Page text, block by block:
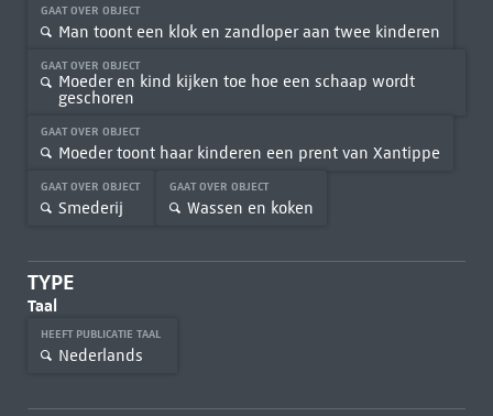
GAAT OVER OBJECT
Man toont een klok en zandloper aan twee kinderen
GAAT OVER OBJECT
Moeder en kind kijken toe hoe een schaap wordt
geschoren
GAAT OVER OBJECT
Moeder toont haar kinderen een prent van Xantippe
GAAT OVER OBJECT
Smederij
GAAT OVER OBJECT
Wassen en koken
TYPE
Taal
HEEFT PUBLICATIE TAAL
Nederlands